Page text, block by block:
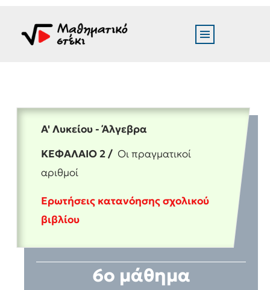
Α' Λυκείου - Άλγεβρα
ΚΕΦΑΛΑΙΟ 2 / Οι πραγματικοί
αριθμοί
Ερωτήσεις κατανόησης σχολικού
βιβλίου
6ο μάθημα